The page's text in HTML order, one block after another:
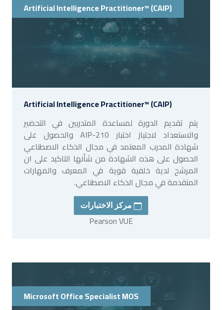
Artificial Intelligence Practitioner™ (CAIP)
Artificial Intelligence Practitioner™ (CAIP)
يتم تقديم الدورة لمساعدة المتدربين في التحضير
والاستعداد لاجتياز اختبار AIP-210 والحصول على
شهادة المدرب المعتمد في مجال الذكاء الاصطناعي
الحصول على هذه الشهادة من شأنها التاكيد على ان
المرشح لدية خلفية قوية في المعرف والمهارات
المتقدمة في مجال الذكاء الاصطناعي.
مركز الاختبارات
Pearson VUE
Microsoft Office Specialist MOS